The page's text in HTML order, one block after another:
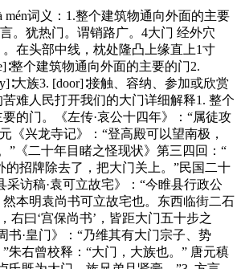
mén词义：1.整个建筑物通向外面的主要
。犹热门。谓销路广。4大门 经外穴
在头部中线，枕处隆凸上缘直上1寸
整个建筑物通向外面的主要的门2.
大族3. [door]∶接触、容纳、参加或欣赏
难人民打开我们的大门详细解释1. 整个
的门。《左传·哀公十四年》：“属徒攻
《兴龙寺记》：“登高殿可以望南极，
”《二十年目睹之怪现状》第三四回：“
的招牌除去了，把大门关上。”民国二十
采访稿·袁可立故宅》：“今睢县行政公
本明袁尚书可立故宅也。东西临街二石
右曰‘宫保尚书’，皆距大门五十步之
书·皇门》：“乃维其有大门宗子、势
朱右曾校释：“大门，大族也。” 唐元稹